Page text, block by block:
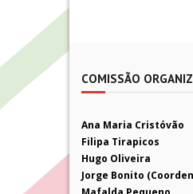
COMISSÃO
Ana Maria Cristóvão
Filipa Tirapicos
Hugo Oliveira
Jorge Bonito